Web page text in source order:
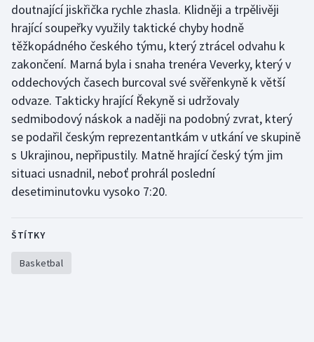
Rychlobruslení
Rychlostní kanoistika
Short track
Sportovní střelba
Stolní tenis
Triatlon
doutnající jiskřička rychle zhasla. Klidněji a trpělivěji
hrající soupeřky využily taktické chyby hodně
těžkopádného českého týmu, který ztrácel odvahu k
zakončení. Marná byla i snaha trenéra Veverky, který v
oddechových časech burcoval své svěřenkyně k větší
odvaze. Takticky hrající Řekyně si udržovaly
sedmibodový náskok a naději na podobný zvrat, který
se podařil českým reprezentantkám v utkání ve skupině
s Ukrajinou, nepřipustily. Matně hrající český tým jim
situaci usnadnil, neboť prohrál poslední
desetiminutovku vysoko 7:20.
ŠTÍTKY
Basketbal